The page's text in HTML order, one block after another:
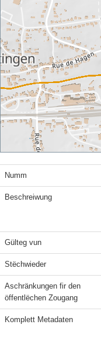
Numm
Beschreiwung
Gülteg vun
Stëchwieder
Aschränkungen fir den
öffentlëchen Zougang
Komplett Metadaten